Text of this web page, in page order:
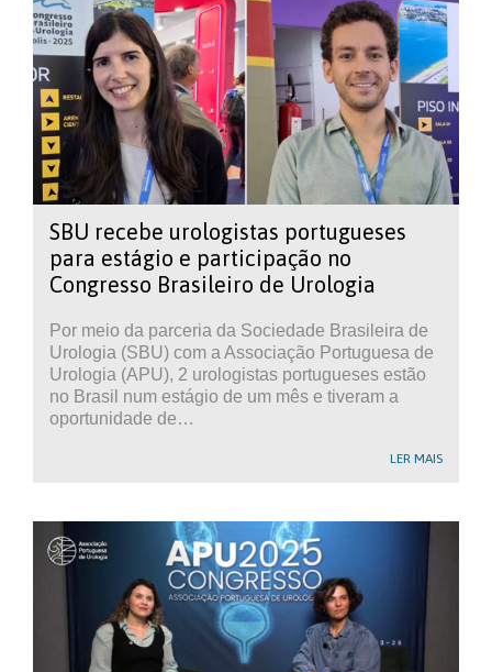
SBU recebe urologistas portugueses
para estágio e participação no
Congresso Brasileiro de Urologia
Por meio da parceria da Sociedade Brasileira de
Urologia (SBU) com a Associação Portuguesa de
Urologia (APU), 2 urologistas portugueses estão
no Brasil num estágio de um mês e tiveram a
oportunidade de…
LER MAIS